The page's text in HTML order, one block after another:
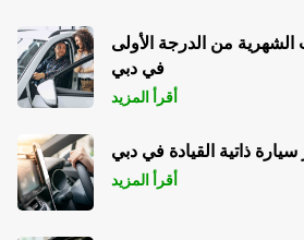
الشهرية من الدرجة الأولى
في دبي
أقرأ المزيد
ذاتية القيادة في دبي
أقرأ المزيد